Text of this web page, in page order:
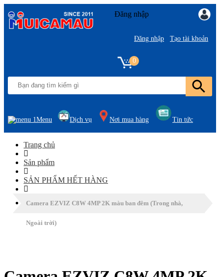
Đăng nhập
Đăng nhập Tạo tài khoản
0
Menu Dịch vụ Nơi mua hàng Tin tức
Trang chủ
Sản phẩm
SẢN PHẨM HẾT HÀNG
Camera EZVIZ C8W 4MP 2K màu ban đêm (Trong nhà,
Ngoài trời)